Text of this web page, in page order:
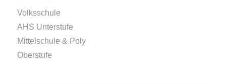
Volksschule
AHS Unterstufe
Mittelschule & Poly
Oberstufe